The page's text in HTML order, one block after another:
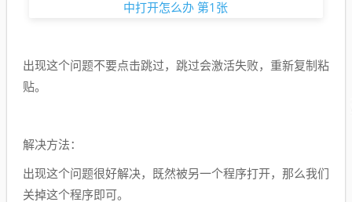
出现这个问题不要点击跳过，跳过会激活失败，重新复制粘
贴。
解决方法：
出现这个问题很好解决，既然被另一个程序打开，那么我们
关掉这个程序即可。